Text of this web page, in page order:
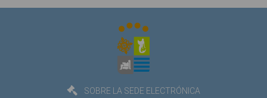
SOBRE LA SEDE ELECTRÓNICA